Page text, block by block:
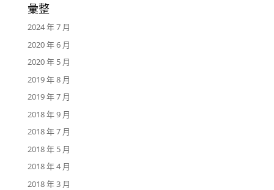
彙整
2024 年 7 月
2020 年 6 月
2020 年 5 月
2019 年 8 月
2019 年 7 月
2018 年 9 月
2018 年 7 月
2018 年 5 月
2018 年 4 月
2018 年 3 月